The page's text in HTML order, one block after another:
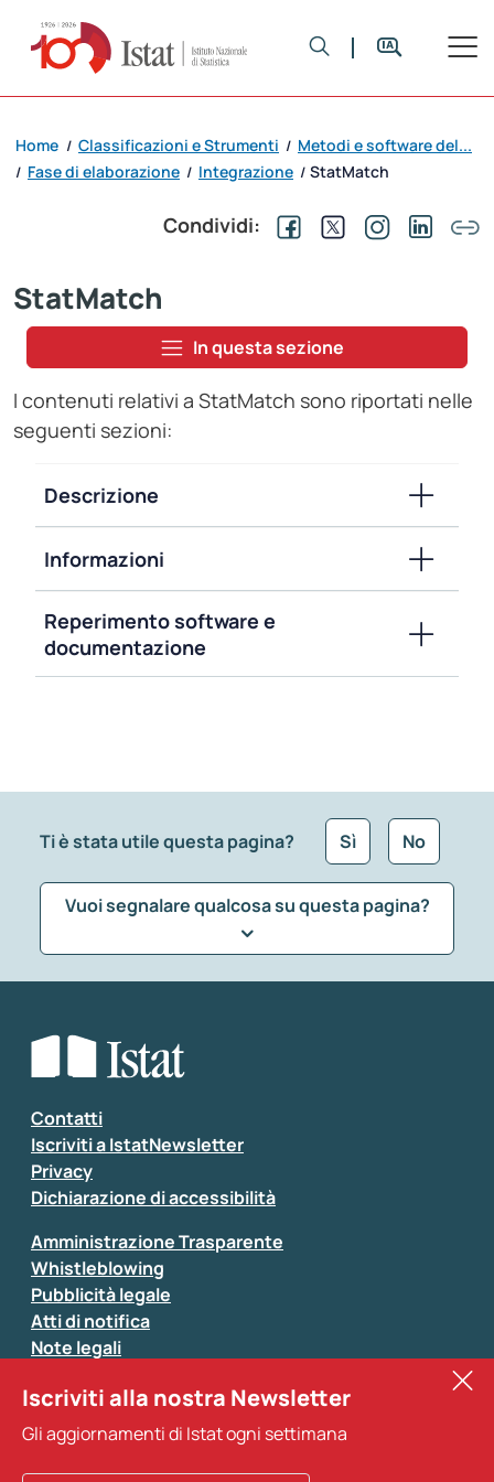
Home / Classificazioni e Strumenti / Metodi e software del...
/ Fase di elaborazione / Integrazione / StatMatch
Condividi:
StatMatch
In questa sezione
I contenuti relativi a StatMatch sono riportati nelle
seguenti sezioni:
Descrizione
Informazioni
Reperimento software e
documentazione
Ti è stata utile questa pagina? Sì No
Vuoi segnalare qualcosa su questa pagina?
Seleziona la tipologia della segnalazione
Inserisci il tuo commento
Si prega di non fornire dati di natura personale (ad
esempio dati di contatto). Per ogni altra comunicazione
Contatti
Iscriviti a IstatNewsletter
Privacy
Dichiarazione di accessibilità
Amministrazione Trasparente
Whistleblowing
Pubblicità legale
Atti di notifica
Note legali
Sistan
Altri servizi
Iscriviti alla nostra Newsletter
Gli aggiornamenti di Istat ogni settimana